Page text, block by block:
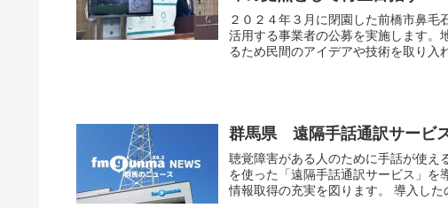
２０２４年３月に閉園した前橋市鼻
活用する事業者の公募を実施します。
るため民間のアイデアや技術を取り入
群馬県 遠隔手話通訳サービ
聴覚障害がある人のために手話が使え
を使った「遠隔手話通訳サービス」を
情報取得の充実を図ります。 導入した